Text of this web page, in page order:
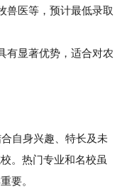
医等，预计最低录取
显著优势，适合对农
自身兴趣、特长及未
。热门专业和名校虽
要。